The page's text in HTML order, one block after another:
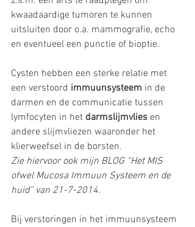
kwaadaardige tumoren te kunnen
uitsluiten door o.a. mammografie, echo
en eventueel een punctie of bioptie.
Cysten hebben een sterke relatie met
een verstoord immuunsysteem in de
darmen en de communicatie tussen
lymfocyten in het darmslijmvlies en
andere slijmvliezen waaronder het
klierweefsel in de borsten.
Zie hiervoor ook mijn BLOG “Het MIS
ofwel Mucosa Immuun Systeem en de
huid” van 21-7-2014.
Bij verstoringen in het immuunsysteem